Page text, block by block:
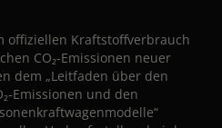
offiziellen Kraftstoffverbrauch
CO₂-Emissionen neuer
dem „Leitfaden über den
Emissionen und den